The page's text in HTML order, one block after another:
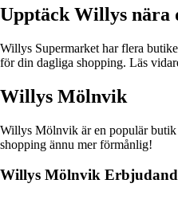
Upptäck Willys nära
Willys Supermarket har flera
för din dagliga shopping. Läs
Willys Mölnvik
Willys Mölnvik är en populär butik
shopping ännu mer förmånlig!
Willys Mölnvik